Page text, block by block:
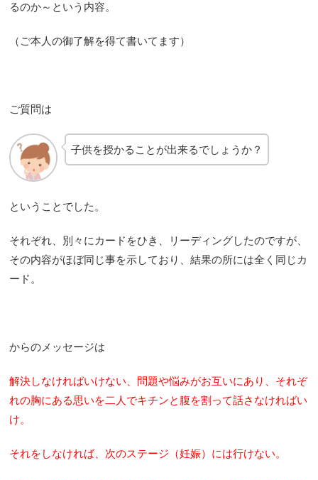
るのか～という内容。
（ご本人の御了解を得て書いてます）
ご質問は
子供を授かることが出来るでしょうか？
ということでした。
それぞれ、別々にカードをひき、リーディングしたのですが、
その内容がほぼ同じ事を示しており、結果の所には全く同じカ
ード。
からのメッセージは
解決しなければいけない、問題や悩みがお互いにあり、それぞ
れの胸にある思いを二人でキチンと腹を割って話さなければい
け。
それをしなければ、次のステージ（妊娠）には行けない。